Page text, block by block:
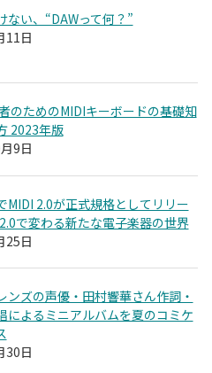
ない、“DAWって何？”
11日
のためのMIDIキーボードの基礎知
2023年版
9日
MIDI 2.0が正式規格としてリリー
で変わる新たな電子楽器の世界
25日
ンズの声優・田村響華さん作詞・
によるミニアルバムを夏のコミケ
30日